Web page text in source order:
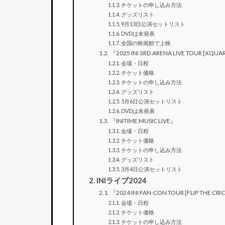
チケットの申し込み方法
グッズリスト
9月13日公演セットリスト
DVDは未発表
全国の映画館で上映
『2025 INI 3RD ARENA LIVE TOUR
会場・日程
チケット価格
チケットの申し込み方法
グッズリスト
5月6日公演セットリスト
DVDは未発表
『INITIME MUSIC LIVE』
会場・日程
チケット価格
チケットの申し込み方法
グッズリスト
3月4日公演セットリスト
INIライブ2024
『2024 INI FAN-CON TOUR [FLIP THE
会場・日程
チケット価格
チケットの申し込み方法